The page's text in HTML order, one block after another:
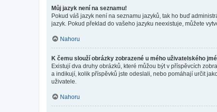
Můj jazyk není na seznamu!
Pokud váš jazyk není na seznamu jazyků, tak ho buď
jazyk. Pokud překlad do vašeho jazyku neexistuje, můžete
Nahoru
K čemu slouží obrázky zobrazené u mého uživatelského
Existují dva druhy obrázků, které můžou být v příspěvcích
a indikují, kolik příspěvků jste odeslali, nebo pomáhají určit
uživatele.
Nahoru